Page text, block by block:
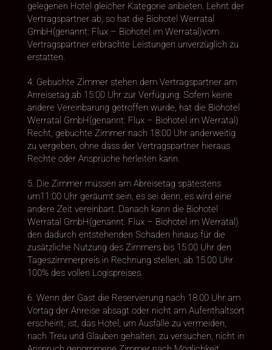
gelegenen Hotel gleicher Kategorie anbieten. Lehnt der
Vertragspartner ab, so hat die Biohotel Werratal
GmbH(genannt: Flux – Biohotel im Werratal)vom
Vertragspartner erbrachte Leistungen unverzüglich zu
erstatten.
4. Gebuchte Zimmer stehen dem Vertragspartner am
Anreisetag ab 15:00 Uhr zur Verfügung. Sofern keine
andere Vereinbarung getroffen wurde, hat die Biohotel
Werratal GmbH(genannt: Flux – Biohotel im Werratal)
Recht, gebuchte Zimmer nach 18:00 Uhr anderweitig
zu vergeben, ohne dass der Vertragspartner hieraus
Rechte oder Ansprüche herleiten kann.
5. Die Zimmer müssen am Abreisetag spätestens
um11:00 Uhr geräumt sein, es sei denn, es wird eine
andere Zeit vereinbart. Danach kann die Biohotel
Werratal GmbH(genannt: Flux – Biohotel im Werratal)
den dadurch entstehenden Schaden hinaus für die
zusätzliche Nutzung des Zimmers bis 15:00 Uhr den
Tageszimmerpreis in Rechnung stellen, ab 15.00 Uhr
100% des vollen Logispreises.
6. Wenn der Gast die Reservierung nach 18:00 Uhr am
Vortag der Anreise absagt oder nicht am Aufenthaltsort
erscheint, ist, das Hotel, um Ausfälle zu vermeiden,
nach Treu und Glauben gehalten, zu versuchen, nicht in